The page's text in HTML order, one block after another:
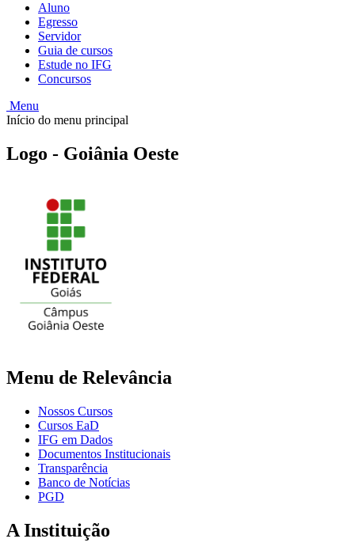
Aluno
Egresso
Servidor
Guia de cursos
Estude no IFG
Concursos
Menu
Início do menu principal
Logo - Goiânia Oeste
Menu de Relevância
Nossos Cursos
Cursos EaD
IFG em Dados
Documentos Institucionais
Transparência
Banco de Notícias
PGD
A Instituição